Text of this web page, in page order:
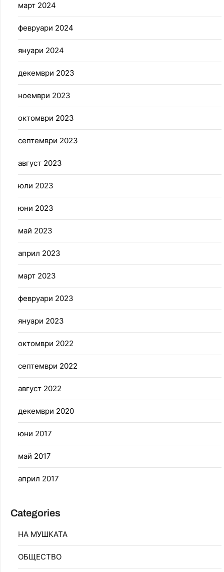
март 2024
февруари 2024
януари 2024
декември 2023
ноември 2023
октомври 2023
септември 2023
август 2023
юли 2023
юни 2023
май 2023
април 2023
март 2023
февруари 2023
януари 2023
октомври 2022
септември 2022
август 2022
декември 2020
юни 2017
май 2017
април 2017
Categories
НА МУШКАТА
ОБЩЕСТВО